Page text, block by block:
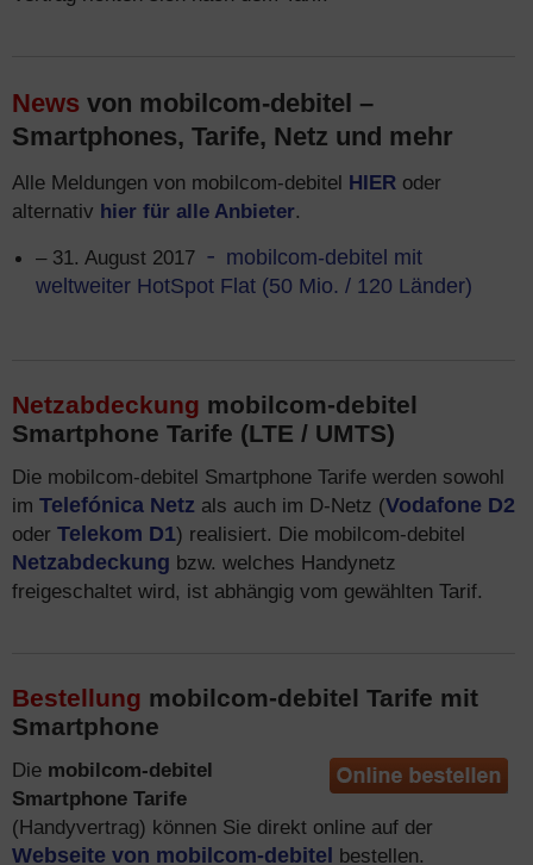
News von mobilcom-debitel –
Smartphones, Tarife, Netz und mehr
Alle Meldungen von mobilcom-debitel HIER oder
alternativ hier für alle Anbieter.
– 31. August 2017
mobilcom-debitel mit
weltweiter HotSpot Flat (50 Mio. / 120 Länder)
Netzabdeckung mobilcom-debitel
Smartphone Tarife (LTE / UMTS)
Die mobilcom-debitel Smartphone Tarife werden sowohl
im Telefónica Netz als auch im D-Netz (Vodafone D2
oder Telekom D1) realisiert. Die mobilcom-debitel
Netzabdeckung bzw. welches Handynetz
freigeschaltet wird, ist abhängig vom gewählten Tarif.
Bestellung mobilcom-debitel Tarife mit
Smartphone
Die mobilcom-debitel
Smartphone Tarife
(Handyvertrag) können Sie direkt online auf der
Webseite von mobilcom-debitel bestellen.